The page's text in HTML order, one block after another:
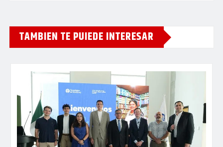
TAMBIEN TE PUIEDE INTERESAR